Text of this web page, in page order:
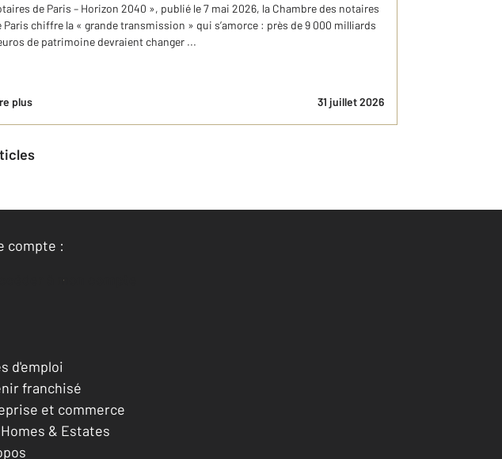
de Paris – Horizon 2040 », publié le 7 mai 2026, la Chambre des notaires
Paris chiffre la « grande transmission » qui s’amorce : près de 9 000 milliards
de patrimoine devraient changer ...
plus 31 juillet 2026
compte :
Accéder à mon compte
d'emploi
franchisé
et commerce
& Estates